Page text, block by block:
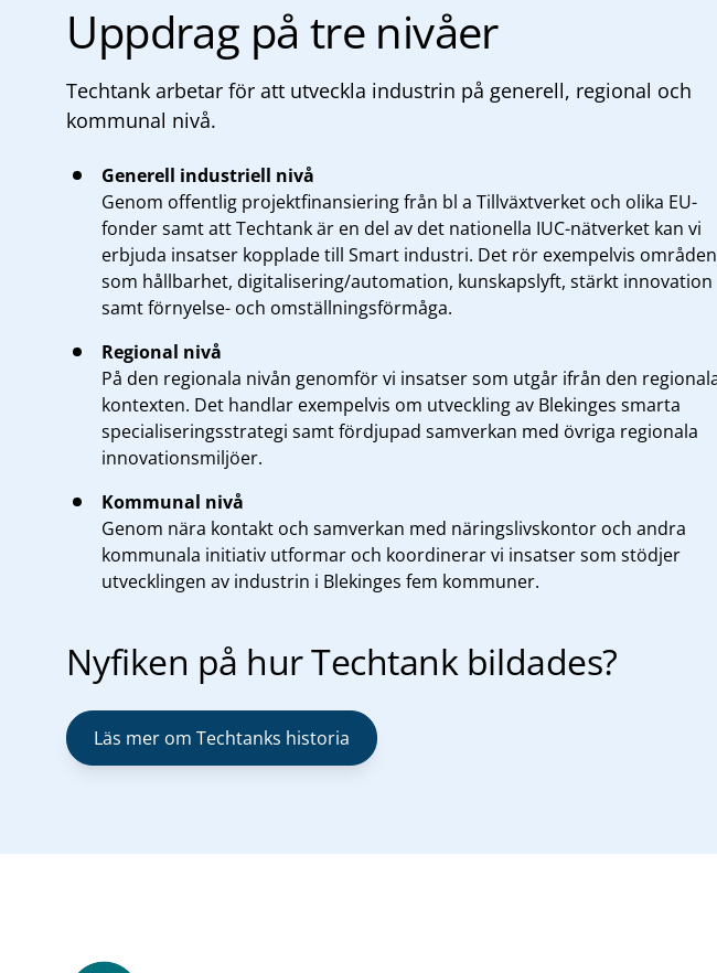
Uppdrag på tre nivåer
Techtank arbetar för att utveckla industrin på generell, regional och
kommunal nivå.
Generell industriell nivå
Genom offentlig projektfinansieringfrån bl a Tillväxtverket och olika EU-
fonder samt att Techtank är en del av det nationella IUC-nätverket kan vi
erbjuda insatser kopplade till Smart industri. Det rör exempelvis områden
som hållbarhet, digitalisering/automation, kunskapslyft, stärkt innovation
samt förnyelse- och omställningsförmåga.
Regional nivå
På den regionala nivån genomför vi insatser som utgår ifrån den
kontexten. Det handlar exempelvis om utveckling av Blekinges smarta
specialiseringsstrategi samt fördjupad samverkan med övriga regionala
innovationsmiljöer.
Kommunal nivå
Genom nära kontakt och samverkan med näringslivskontor och andra
kommunala initiativ utformar och koordinerar vi insatser som stödjer
utvecklingen av industrin i Blekinges fem kommuner.
Nyfiken på hur Techtank bildades?
Läs mer om Techtanks historia